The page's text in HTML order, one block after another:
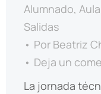
Alumnado,
Salidas
Por Beatriz
Deja un
La jornada